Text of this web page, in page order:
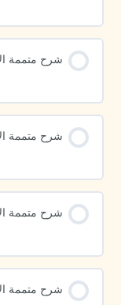
شرح متممة
شرح متممة
شرح متممة
شرح متممة